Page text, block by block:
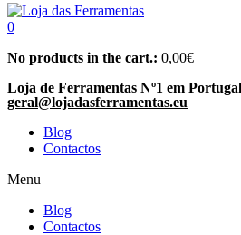
0
No products in the cart.: 0,00€
Loja de Ferramentas Nº1 em
geral@lojadasferramentas.eu
Blog
Contactos
Menu
Blog
Contactos